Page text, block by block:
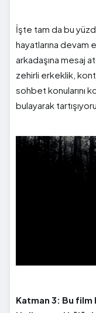
İşte tam da bu
hayatlarına devam
arkadaşına mesaj
zehirli erkeklik,
sohbet konularını
bulayarak
Katman 3: Bu